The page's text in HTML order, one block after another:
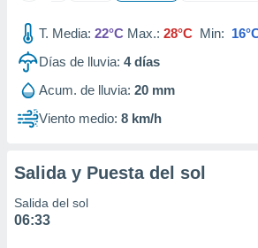
T. Media: 22°C Max.: 28°C Min:
Días de lluvia: 4días
Acum. de lluvia: 20 mm
Viento medio: 8 km/h
Salida y Puesta del sol
Salida del sol
06:33